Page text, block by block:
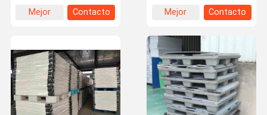
Mejor
Contacto
Mejor
Contacto